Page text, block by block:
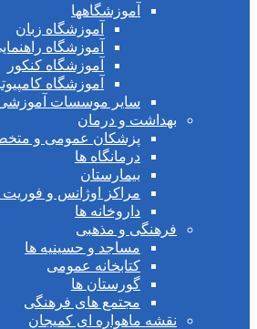
آموزشگاهها
آموزشگاه زبان
آموزشگاه راهنمایی و رانندگی
آموزشگاه کنکور
آموزشگاه کامپیوتر
سایر موسسات آموزشی
بهداشت و درمان
پزشکان عمومی و متخصص و…
درمانگاه ها
بیمارستان
مراکز اوژانس و فوریت پزشکی
داروخانه ها
فرهنگی و مذهبی
مساجد و حسینیه ها
کتابخانه عمومی
گورستان ها
مجتمع های فرهنگی
نقشه ماهواره ای کمیجان